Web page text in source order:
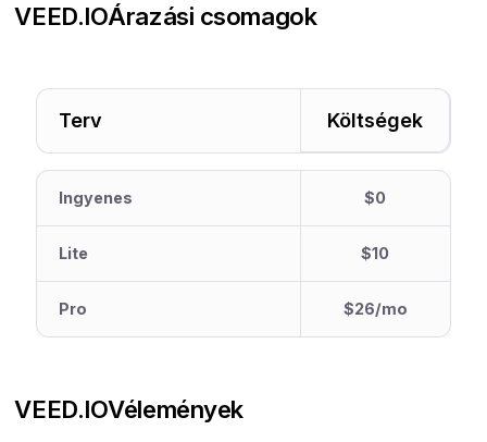
VEED.IOÁrazási csomagok
Terv Költségek
Ingyenes $0
Lite $10
Pro $26/mo
VEED.IOVélemények